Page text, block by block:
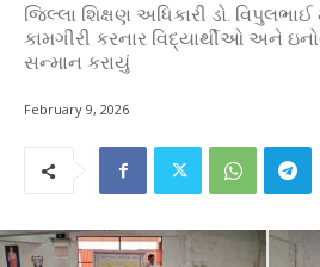
જિલ્લા શિક્ષણ અધિકારી ડો.
કામગીરી કરનાર વિદ્યાર્થીઓ અને
સન્માન કરાયું
February 9, 2026